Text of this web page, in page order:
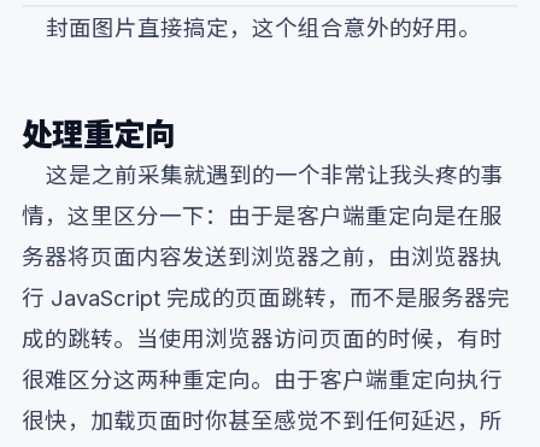
封面图片直接搞定，这个组合意外的好用。
处理重定向
这是之前采集就遇到的一个非常让我头疼的事
情，这里区分一下：由于是客户端重定向是在服
务器将页面内容发送到浏览器之前，由浏览器执
行 JavaScript 完成的页面跳转，而不是服务器完
成的跳转。当使用浏览器访问页面的时候，有时
很难区分这两种重定向。由于客户端重定向执行
很快，加载页面时你甚至感觉不到任何延迟，所